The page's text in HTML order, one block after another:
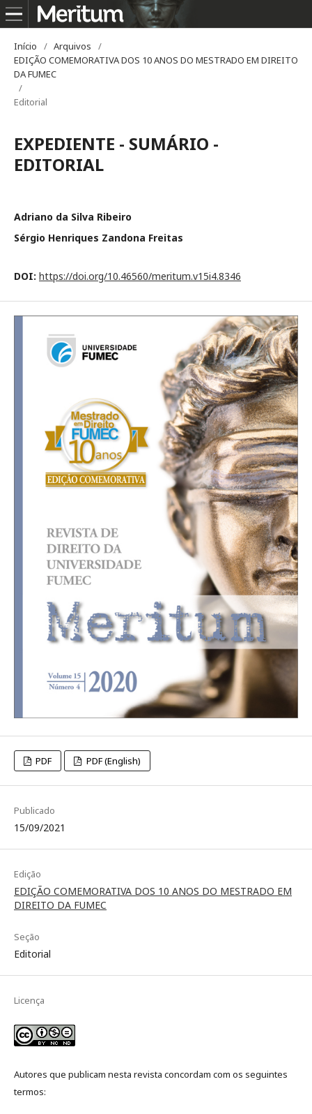
Início / Arquivos
/
EDIÇÃO COMEMORATIVA DOS 10 ANOS DO MESTRADO EM DIREITO
DA FUMEC
/
Editorial
EXPEDIENTE - SUMÁRIO -
EDITORIAL
Adriano da Silva Ribeiro
Sérgio Henriques Zandona Freitas
DOI: https://doi.org/10.46560/meritum.v15i4.8346
PDF PDF (English)
Publicado
15/09/2021
Edição
EDIÇÃO COMEMORATIVA DOS 10 ANOS DO MESTRADO EM
DIREITO DA FUMEC
Seção
Editorial
Licença
Autores que publicam nesta revista concordam com os seguintes
termos: